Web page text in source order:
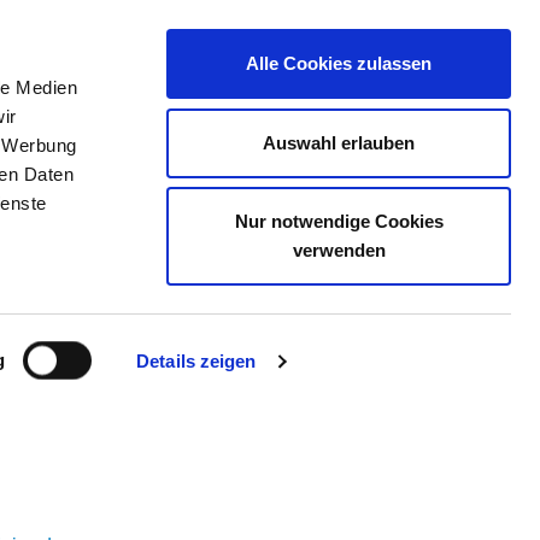
Medien
Daten
Details zeigen
Alle Cookies zulassen
Auswahl erlauben
Nur notwendige Cookies
verwenden
KONTAKT IHRE MEINUNG